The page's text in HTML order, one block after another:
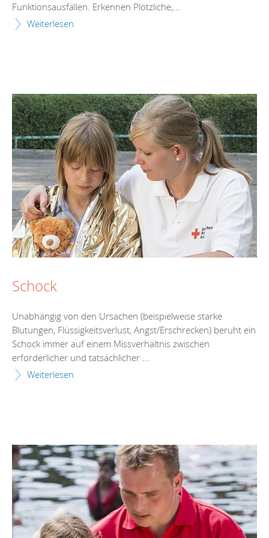
Funktionsausfällen. Erkennen Plötzliche,...
Weiterlesen
Schock
Unabhängig von den Ursachen (beispielweise starke
Blutungen, Flüssigkeitsverlust, Angst/Erschrecken) beruht ein
Schock immer auf einem Missverhältnis zwischen
erforderlicher und tatsächlicher ...
Weiterlesen